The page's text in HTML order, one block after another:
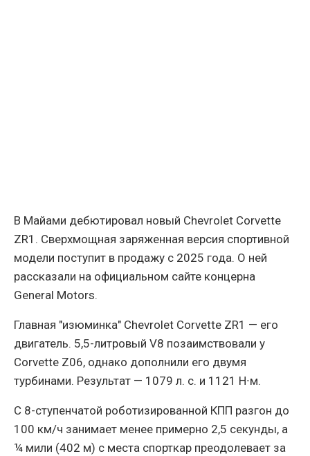
В Майами дебютировал новый Chevrolet Corvette
ZR1. Сверхмощная заряженная версия спортивной
модели поступит в продажу с 2025 года. О ней
рассказали на официальном сайте концерна
General Motors.
Главная "изюминка" Chevrolet Corvette ZR1 — его
двигатель. 5,5-литровый V8 позаимствовали у
Corvette Z06, однако дополнили его двумя
турбинами. Результат — 1079 л. с. и 1121 Н∙м.
С 8-ступенчатой роботизированной КПП разгон до
100 км/ч занимает менее примерно 2,5 секунды, а
¼ мили (402 м) с места спорткар преодолевает за